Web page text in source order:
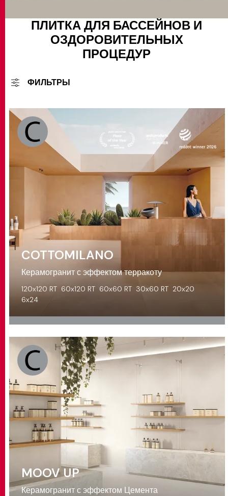
ПЛИТКА ДЛЯ БАССЕЙНОВ И
ОЗДОРОВИТЕЛЬНЫХ
ПРОЦЕДУР
ФИЛЬТРЫ
COTTOMILANO
Керамогранит с эффектом терракоту
120x120 RT 60x120 RT 60x60 RT 30x60 RT 20x20
6x24
MOOV UP
Керамогранит с эффектом Цемента